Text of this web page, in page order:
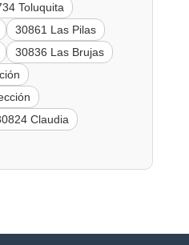
Toluquita
30861 Las Pilas
30836 Las Brujas
Claudia